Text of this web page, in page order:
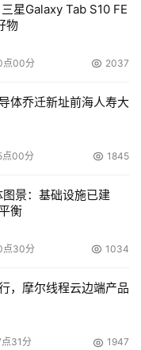
，不构成投资建议。
星Galaxy Tab S10 FE
物
点00分 2037
体乔迁新址前海人寿大
点00分 1845
景：基础设施已建
衡
点30分 1034
，摩尔线程云边端产品
31分 1947